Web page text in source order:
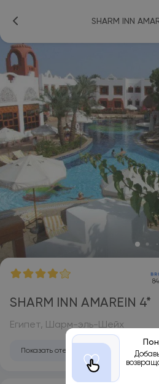
SHARM INN
SHARM INN AMAREIN 4*
Египет, Шарм-эль-Шейх
Показать отель на карте